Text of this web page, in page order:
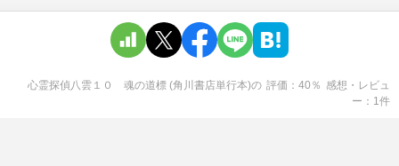
心霊探偵八雲１０ 魂の道標 (角川書店単行本)の 評価 40 ％ 感想・レビュ
ー
1件